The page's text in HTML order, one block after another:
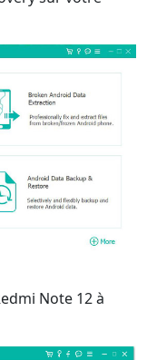
Note 12 à